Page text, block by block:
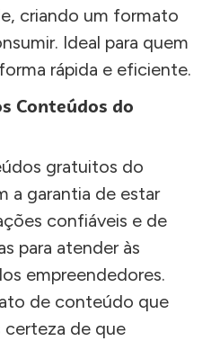
criando um formato
Ideal para quem
rápida e eficiente.
Conteúdos do
gratuitos do
a garantia de estar
confiáveis e de
para atender às
empreendedores.
de conteúdo que
de que